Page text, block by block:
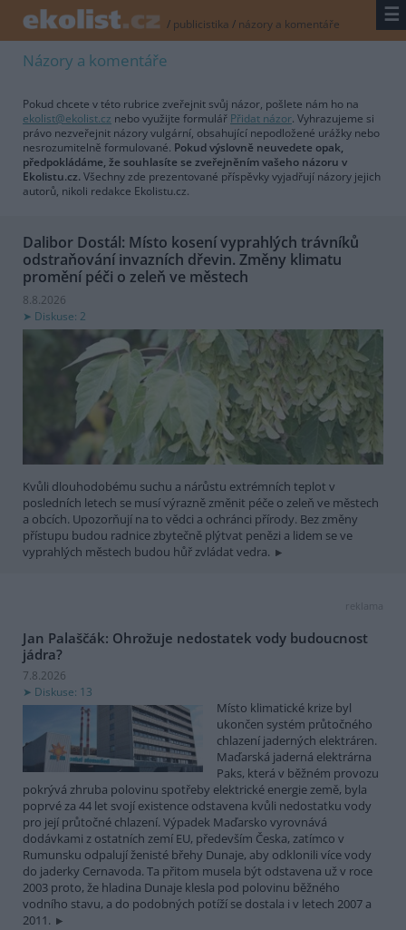
/ publicistika / názory a komentáře ☰
Názory a komentáře
Pokud chcete v této rubrice zveřejnit svůj názor, pošlete nám ho na
ekolist@ekolist.cz nebo využijte formulář Přidat názor. Vyhrazujeme si
právo nezveřejnit názory vulgární, obsahující nepodložené urážky nebo
nesrozumitelně formulované. Pokud výslovně neuvedete opak,
předpokládáme, že souhlasíte se zveřejněním vašeho názoru v
Ekolistu.cz. Všechny zde prezentované příspěvky vyjadřují názory jejich
autorů, nikoli redakce Ekolistu.cz.
Dalibor Dostál: Místo kosení vyprahlých trávníků
odstraňování invazních dřevin. Změny klimatu
promění péči o zeleň ve městech
8.8.2026
Diskuse: 2
Kvůli dlouhodobému suchu a nárůstu extrémních teplot v
posledních letech se musí výrazně změnit péče o zeleň ve městech
a obcích. Upozorňují na to vědci a ochránci přírody. Bez změny
přístupu budou radnice zbytečně plýtvat penězi a lidem se ve
vyprahlých městech budou hůř zvládat vedra.
reklama
Jan Palaščák: Ohrožuje nedostatek vody budoucnost
jádra?
7.8.2026
Diskuse: 13
Místo klimatické krize byl
ukončen systém průtočného
chlazení jaderných elektráren.
Maďarská jaderná elektrárna
Paks, která v běžném provozu
pokrývá zhruba polovinu spotřeby elektrické energie země, byla
poprvé za 44 let svojí existence odstavena kvůli nedostatku vody
pro její průtočné chlazení. Výpadek Maďarsko vyrovnává
dodávkami z ostatních zemí EU, především Česka, zatímco v
Rumunsku odpalují ženisté břehy Dunaje, aby odklonili více vody
do jaderky Cernavoda. Ta přitom musela být odstavena už v roce
2003 proto, že hladina Dunaje klesla pod polovinu běžného
vodního stavu, a do podobných potíží se dostala i v letech 2007 a
2011.